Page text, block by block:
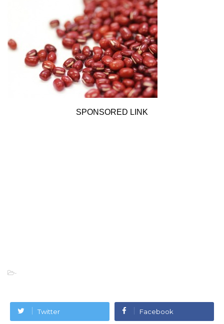
SPONSORED LINK
-
Twitter Facebook